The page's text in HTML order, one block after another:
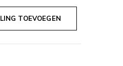
TOEVOEGEN